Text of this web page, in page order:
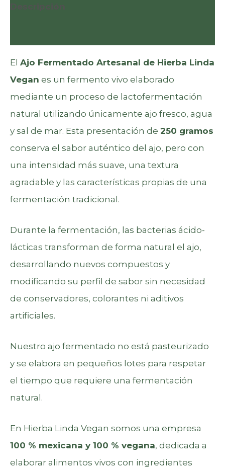
El Ajo Fermentado Artesanal de Hierba Linda
Vegan es un fermento vivo elaborado
mediante un proceso de lactofermentación
natural utilizando únicamente ajo fresco, agua
y sal de mar. Esta presentación de 250 gramos
conserva el sabor auténtico del ajo, pero con
una intensidad más suave, una textura
agradable y las características propias de una
fermentación tradicional.
Durante la fermentación, las bacterias ácido-
lácticas transforman de forma natural el ajo,
desarrollando nuevos compuestos y
modificando su perfil de sabor sin necesidad
de conservadores, colorantes ni aditivos
artificiales.
Nuestro ajo fermentado no está pasteurizado
y se elabora en pequeños lotes para respetar
el tiempo que requiere una fermentación
natural.
En Hierba Linda Vegan somos una empresa
100 % mexicana y 100 % vegana, dedicada a
elaborar alimentos vivos con ingredientes